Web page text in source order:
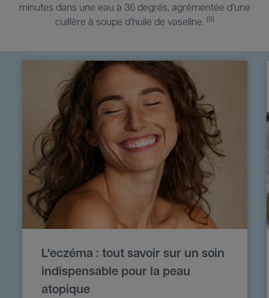
minutes dans une eau à 36 degrés, agrémentée d’une
cuillère à soupe d’huile de vaseline. (9)
L'eczéma : tout savoir sur un soin
indispensable pour la peau
atopique